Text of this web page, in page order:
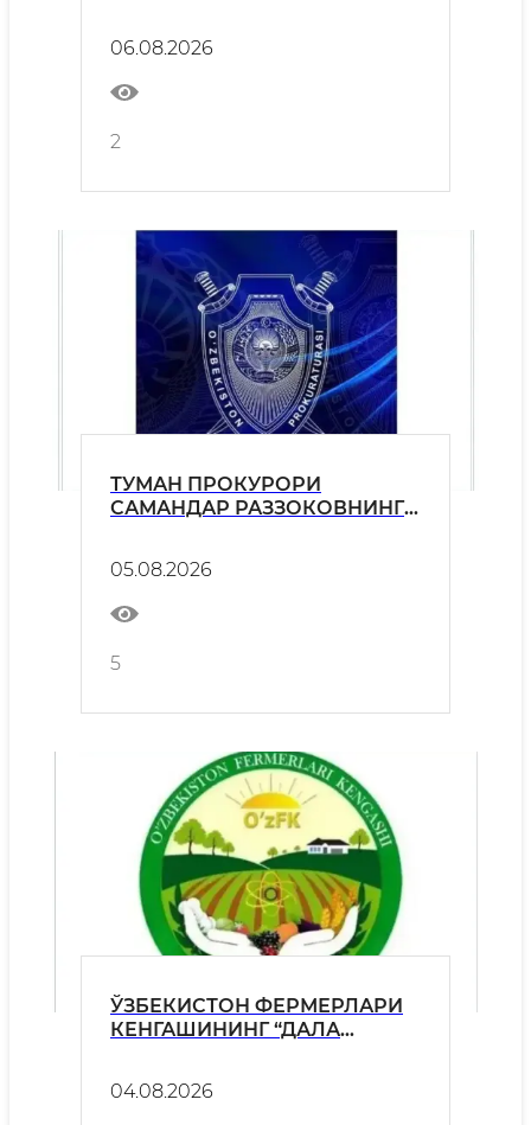
06.08.2026
2
ТУМАН ПРОКУРОРИ
САМАНДАР РАЗЗОКОВНИНГ
05.08.2026
5
ЎЗБЕКИСТОН ФЕРМЕРЛАРИ
КЕНГАШИНИНГ “ДАЛА
ДАЛА ЧЕТЛАРИГА
04.08.2026